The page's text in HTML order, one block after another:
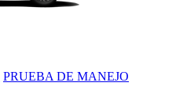
PRUEBA DE MANEJO